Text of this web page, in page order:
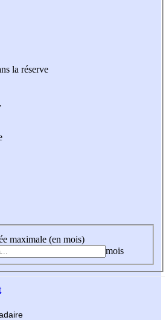
la réserve
maximale (en mois)
mois